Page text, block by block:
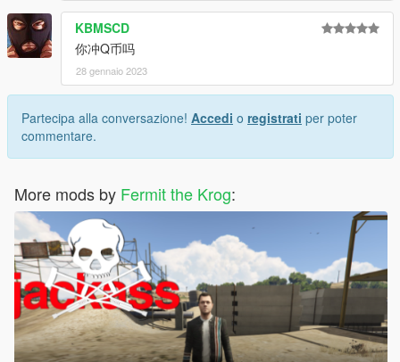
KBMSCD
你冲Q币吗
28 gennaio 2023
Partecipa alla conversazione! Accedi o registrati per poter
commentare.
More mods by Fermit the Krog: